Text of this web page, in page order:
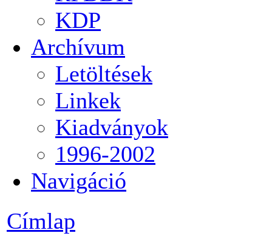
KDP
Archívum
Letöltések
Linkek
Kiadványok
1996-2002
Navigáció
Címlap